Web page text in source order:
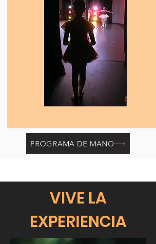
PROGRAMA DE MANO
VIVE LA
EXPERIENCIA